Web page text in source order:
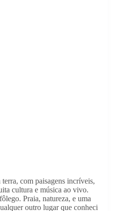
com paisagens incríveis,
cultura e música ao vivo.
Praia, natureza, e uma
outro lugar que conheci